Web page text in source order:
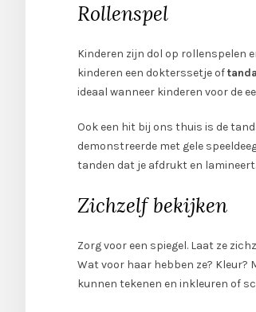
Rollenspel
Kinderen zijn dol op rollenspelen
kinderen een dokterssetje of
ideaal wanneer kinderen voor de
Ook een hit bij ons thuis is de
demonstreerde met gele
tanden dat je afdrukt en
Zichzelf bekijken
Zorg voor een spiegel. Laat ze
Wat voor haar hebben ze? Kleur?
kunnen tekenen en inkleuren of